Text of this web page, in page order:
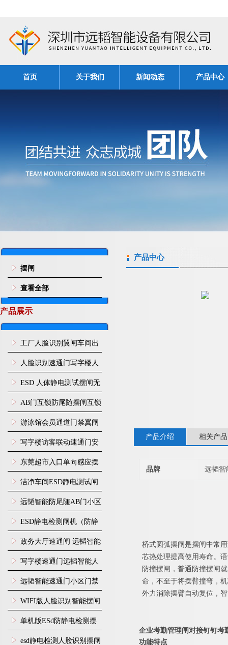
首页 关于我们 新闻动态 产品中心
摆闸
查看全部
产品展示
工厂人脸识别翼闸车间出
入口人行通道门禁
人脸识别速通门写字楼人
行通道闸门禁设备
ESD 人体静电测试摆闸无
尘车间防静电闸机
AB门互锁防尾随摆闸互锁
闸机
游泳馆会员通道门禁翼闸
写字楼访客联动速通门安
装
东莞超市入口单向感应摆
闸安装
洁净车间ESD静电测试闸
机
远韬智能防尾随AB门小区
门禁闸机安装
​ESD静电检测闸机（防静
电门禁通道系统）
政务大厅速通闸 远韬智能
防尾随静音速通门
写字楼速通门远韬智能人
脸识别快速通道闸
远韬智能速通门小区门禁
闸机食堂消费摆闸
WIFI版人脸识别智能摆闸
机
单机版ESd防静电检测摆
闸机
esd静电检测人脸识别摆闸
产品中心
产品介绍 相关产品
品牌 远韬智
桥式圆弧摆闸是摆闸中常
芯热处理提高使用寿命。
防撞摆闸，普通防撞摆闸
命，不至于将摆臂撞弯，
外力消除摆臂自动复位，
企业考勤管理闸对接钉钉考
功能特点